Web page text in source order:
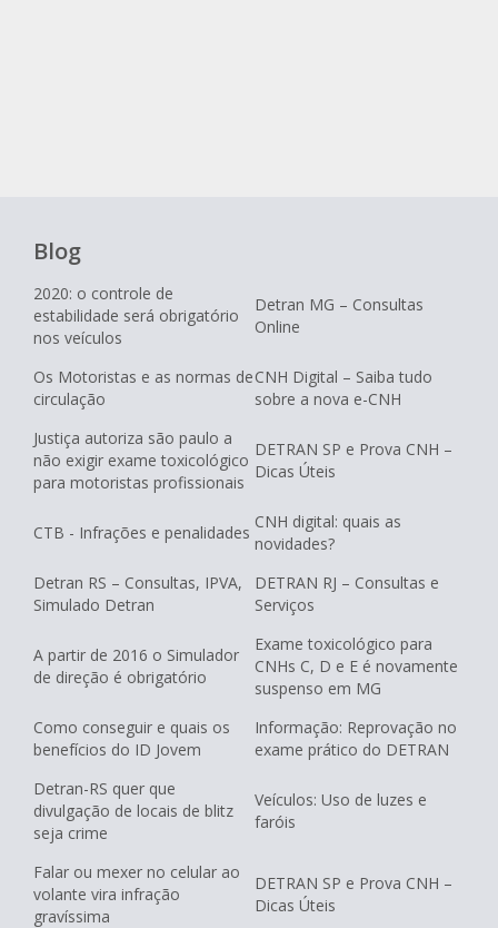
Blog
2020: o controle de
estabilidade será obrigatório
nos veículos
Detran MG – Consultas
Online
Os Motoristas e as normas de
circulação
CNH Digital – Saiba tudo
sobre a nova e-CNH
Justiça autoriza são paulo a
não exigir exame toxicológico
para motoristas profissionais
DETRAN SP e Prova CNH –
Dicas Úteis
CTB - Infrações e penalidades
CNH digital: quais as
novidades?
Detran RS – Consultas, IPVA,
Simulado Detran
DETRAN RJ – Consultas e
Serviços
A partir de 2016 o Simulador
de direção é obrigatório
Exame toxicológico para
CNHs C, D e E é novamente
suspenso em MG
Como conseguir e quais os
benefícios do ID Jovem
Informação: Reprovação no
exame prático do DETRAN
Detran-RS quer que
divulgação de locais de blitz
seja crime
Veículos: Uso de luzes e
faróis
Falar ou mexer no celular ao
volante vira infração
gravíssima
DETRAN SP e Prova CNH –
Dicas Úteis